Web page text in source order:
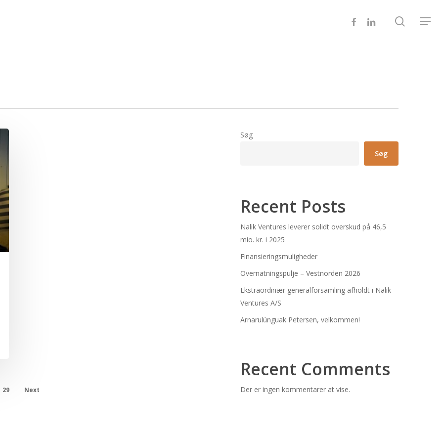
Menu
FACEBOOKLINKEDIN search
29 Next
Søg
Søg
Recent Posts
Nalik Ventures leverer solidt overskud på 46,5
mio. kr. i 2025
Finansieringsmuligheder
Overnatningspulje – Vestnorden 2026
Ekstraordinær generalforsamling afholdt i Nalik
Ventures A/S
Arnarulúnguak Petersen, velkommen!
Recent Comments
Der er ingen kommentarer at vise.